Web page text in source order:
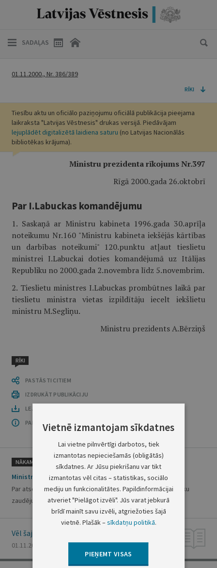
SADAĻAS
01.11.2000., Nr. 386/389
RĪKI
Tiesību aktu un oficiālo paziņojumu oficiālā publikācija pieejama
laikraksta "Latvijas Vēstnesis" drukas versijā. Piedāvājam
lejuplādēt digitalizētā laidiena saturu (no Latvijas Nacionālās
bibliotēkas krājuma).
Ministru prezidenta rīkojums Nr.397
Rīgā 2000.gada 26.oktobrī
Par I.Labuckas komandējumu
1. Saskaņā ar Ministru kabineta 1996.gada 30.aprīļa
noteikumu Nr.160 "Ministru kabineta iekšējās kārtības
un darbības noteikumi" 120.punktu atļaut tieslietu
ministrei I.Labuckai doties komandējumā uz Itālijas
Republiku no 2000.gada 2.novembra līdz 5.novembrim.
2. Tieslietu ministres I.Labuckas prombūtnes laikā par
tieslietu ministra vietas izpildītāju iecelt iekšlietu
ministru M.Segliņu.
Ministru prezidents A.Bērziņš
RĪKI
PASTĀSTI CITIEM
IZDRUKĀT PUBLIKĀCIJU
LEJUPLĀDĒT LAIDIENU (PDF)
PAR OFICIĀLO IZDEVUMU
NĀKAMAIS
Ministru prezidenta rīkojums Nr.398
Par atsevišķu Ministru prezidenta rīkojumu atzīšanu par spēku
zaudējušiem
Vēl šajā numurā
01.11.2000., Nr. 386/389
Vietnē izmantojam sīkdatnes
Lai vietne pilnvērtīgi darbotos, tiek
izmantotas nepieciešamās (obligātās)
sīkdatnes. Ar Jūsu piekrišanu var tikt
izmantotas vēl citas – statistikas, sociālo
mediju un funkcionalitātes. Papildinformācijai
atveriet "Pielāgot izvēli". Jūs varat jebkurā
brīdī mainīt savu izvēli, atgriežoties šajā
vietnē. Plašāk –sīkdatņu politikā.
PIEŅEMT VISAS